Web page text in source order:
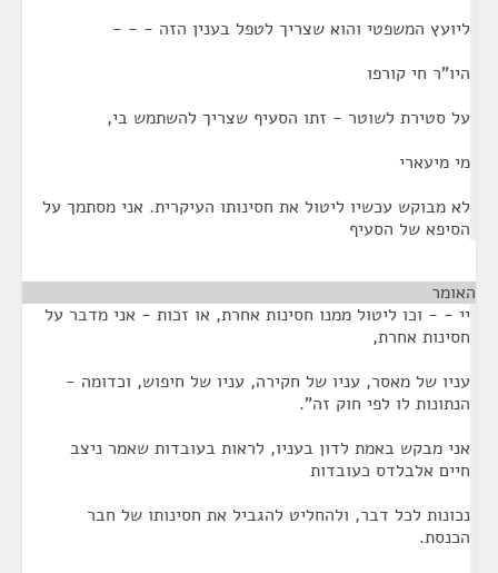
ליועץ המשפטי והוא שצריך לטפל בענין הזה - - -
היו"ר חי קורפו
על סטירת לשוטר - זתו הסעיף שצריך להשתמש בי,
מי מיעארי
לא מבוקש עכשיו ליטול את חסינותו העיקרית. אני מסתמך על
הסיפא של הסעיף
האומר
יי - - וכו ליטול ממנו חסינות אחרת, או זכות - אני מדבר על
חסינות אחרת,
עניו של מאסר, עניו של חקירה, עניו של חיפוש, וכדומה -
הנתונות לו לפי חוק זה".
אני מבקש באמת לדון בעניו, לראות בעובדות שאמר ניצב
חיים אלבלדס כעובדות
נכונות לכל דבר, ולהחליט להגביל את חסינותו של חבר
הכנסת.